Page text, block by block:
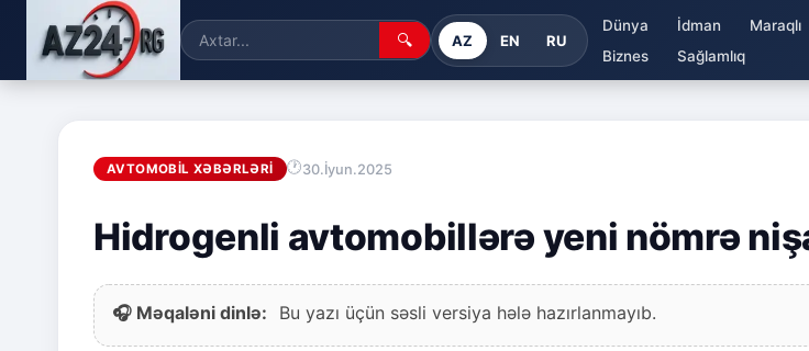
🔍 AZ EN RU
Dünya İdman Maraqlı
Biznes
Sağlamlıq
AVTOMOBIL XƏBƏRLƏRI 30.İyun.2025
Hidrogenli avtomobillərə yeni nömrə
🎧 Məqaləni dinlə: Bu yazı üçün səsli versiya hələ hazırlanmayıb.